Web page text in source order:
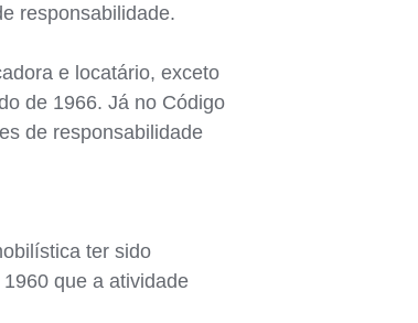
responsabilidade.
e locatário, exceto
de 1966. Já no Código
de responsabilidade
ter sido
que a atividade